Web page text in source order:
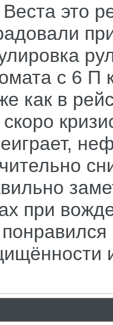
это
с 6 П
как в
скоро
при